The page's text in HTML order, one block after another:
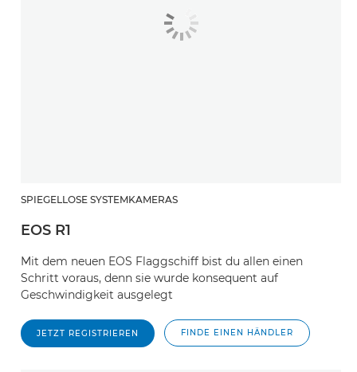
SPIEGELLOSE SYSTEMKAMERAS
EOS R1
Mit dem neuen EOS Flaggschiff bist du allen einen
Schritt voraus, denn sie wurde konsequent auf
Geschwindigkeit ausgelegt
JETZT REGISTRIEREN FINDE EINEN HÄNDLER